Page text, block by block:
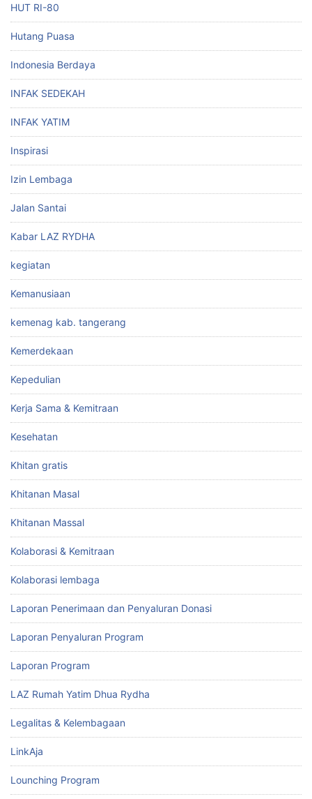
HUT RI-80
Hutang Puasa
Indonesia Berdaya
INFAK SEDEKAH
INFAK YATIM
Inspirasi
Izin Lembaga
Jalan Santai
Kabar LAZ RYDHA
kegiatan
Kemanusiaan
kemenag kab. tangerang
Kemerdekaan
Kepedulian
Kerja Sama & Kemitraan
Kesehatan
Khitan gratis
Khitanan Masal
Khitanan Massal
Kolaborasi & Kemitraan
Kolaborasi lembaga
Laporan Penerimaan dan Penyaluran Donasi
Laporan Penyaluran Program
Laporan Program
LAZ Rumah Yatim Dhua Rydha
Legalitas & Kelembagaan
LinkAja
Lounching Program